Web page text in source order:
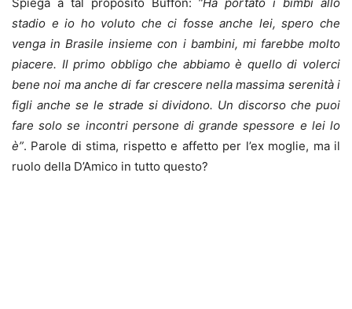
stadio e io ho voluto che ci fosse anche lei, spero che
venga in Brasile insieme con i bambini, mi farebbe molto
piacere. Il primo obbligo che abbiamo è quello di volerci
bene noi ma anche di far crescere nella massima serenità i
figli anche se le strade si dividono. Un discorso che puoi
fare solo se incontri persone di grande spessore e lei lo
è”. Parole di stima, rispetto e affetto per l’ex moglie, ma il
ruolo della D’Amico in tutto questo?